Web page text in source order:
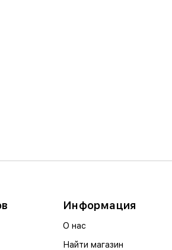
Информация
О нас
Найти магазин